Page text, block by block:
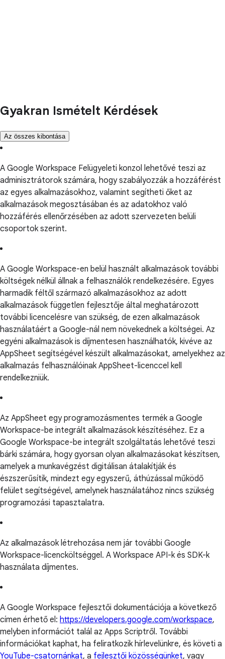
Gyakran Ismételt Kérdések
Az összes kibontása
A Google Workspace Felügyeleti konzol lehetővé teszi az
adminisztrátorok számára, hogy szabályozzák a hozzáférést
az egyes alkalmazásokhoz, valamint segítheti őket az
alkalmazások megosztásában és az adatokhoz való
hozzáférés ellenőrzésében az adott szervezeten belüli
csoportok szerint.
A Google Workspace-en belül használt alkalmazások további
költségek nélkül állnak a felhasználók rendelkezésére. Egyes
harmadik féltől származó alkalmazásokhoz az adott
alkalmazások független fejlesztője által meghatározott
további licencelésre van szükség, de ezen alkalmazások
használatáért a Google-nál nem növekednek a költségei. Az
egyéni alkalmazások is díjmentesen használhatók, kivéve az
AppSheet segítségével készült alkalmazásokat, amelyekhez az
alkalmazás felhasználóinak AppSheet-licenccel kell
rendelkezniük.
Az AppSheet egy programozásmentes termék a Google
Workspace-be integrált alkalmazások készítéséhez. Ez a
Google Workspace-be integrált szolgáltatás lehetővé teszi
bárki számára, hogy gyorsan olyan alkalmazásokat készítsen,
amelyek a munkavégzést digitálisan átalakítják és
észszerűsítik, mindezt egy egyszerű, áthúzással működő
felület segítségével, amelynek használatához nincs szükség
programozási tapasztalatra.
Az alkalmazások létrehozása nem jár további Google
Workspace-licencköltséggel. A Workspace API-k és SDK-k
használata díjmentes.
A Google Workspace fejlesztői dokumentációja a következő
címen érhető el: https://developers.google.com/workspace,
melyben információt talál az Apps Scriptről. További
információkat kaphat, ha feliratkozik hírlevelünkre, és követi a
YouTube-csatornánkat, a fejlesztői közösségünket, vagy